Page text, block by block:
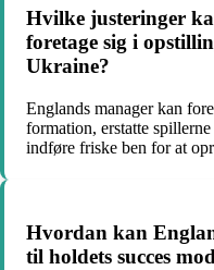
Hvilke justeringer
foretage sig i
Ukraine?
Englands manager kan
formation, erstatte
indføre friske ben for at
Hvordan kan
til holdets succes